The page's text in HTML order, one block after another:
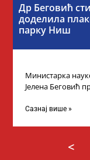
Др Беговић
доделила
парку Ниш
Министарка
Јелена Беговић
„Доситеја” Фонда
Сазнај више »
<